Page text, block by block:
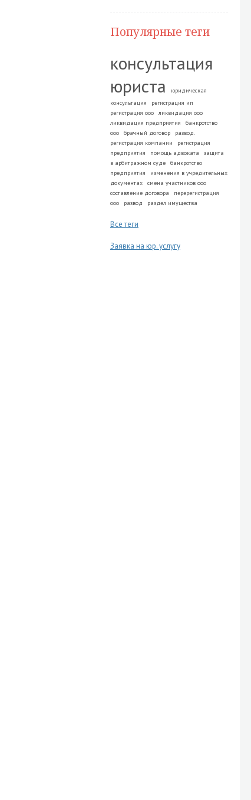
Популярные теги
консультация
юриста
юридическая
консультация
регистрация ип
регистрация ооо
ликвидация ооо
ликвидация предприятия
банкротство
ооо
брачный договор
развод.
регистрация компании
регистрация
предприятия
помощь адвоката
защита
в арбитражном суде
банкротство
предприятия
изменения в учредительных
документах
смена участников ооо
составление договора
перерегистрация
ооо
развод раздел имущества
Все теги
Заявка на юр. услугу